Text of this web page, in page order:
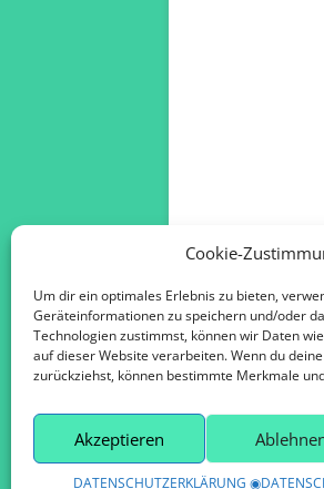
Cookie-
Um dir ein optimales Erlebnis zu bieten,
Geräteinformationen zu speichern und/oder
Technologien zustimmst, können wir Daten
auf dieser Website verarbeiten. Wenn du
zurückziehst, können bestimmte Merkmale
Akzeptieren
DATENSCHUTZERKLÄRUNG ◉